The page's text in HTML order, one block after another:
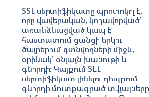
SSL սերտիֆիկատը պրոտոկոլ է,
որը վավերական, կոդավորված՝
առանձնացված կապ է
հաստատում ցանցի երկու
ծայրերում գտնվողների միջև,
օրինակ՝ օնլայն խանութի և
գնորդի։ Կայքում SLL
սերտիֆիկատ լինելու դեպքում
գնորդի մուտքագրած տվյալները